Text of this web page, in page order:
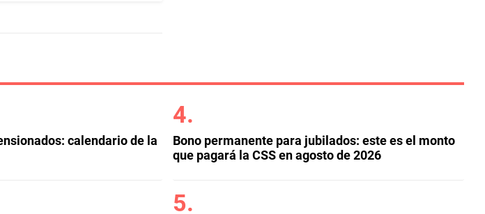
calendario de la
Bono permanente para jubilados: este es el monto
que pagará la CSS en agosto de 2026